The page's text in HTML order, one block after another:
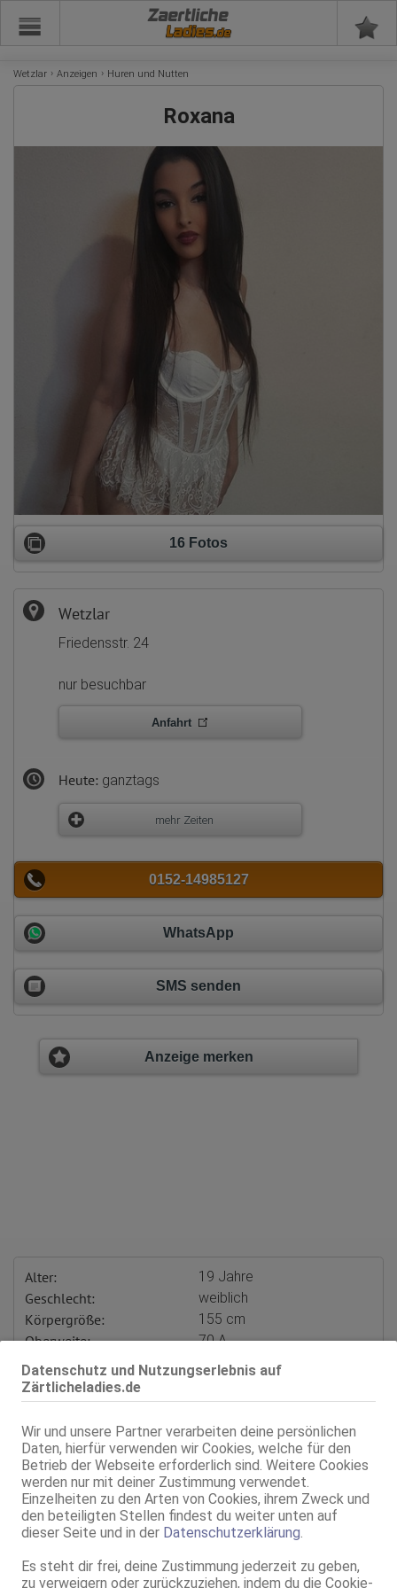
Datenschutz und Nutzungserlebnis auf
Zärtlicheladies.de
Wir und unsere Partner verarbeiten deine persönlichen
Daten, hierfür verwenden wir Cookies, welche für den
Betrieb der Webseite erforderlich sind. Weitere Cookies
werden nur mit deiner Zustimmung verwendet.
Einzelheiten zu den Arten von Cookies, ihrem Zweck und
den beteiligten Stellen findest du weiter unten auf
dieser Seite und in der Datenschutzerklärung
Es steht dir frei, deine Zustimmung jederzeit zu geben,
zu verweigern oder zurückzuziehen, indem du die Cookie-
Zaertliche
Wetzlar Anzeigen Huren und Nutten
Roxana
16 Fotos
Wetzlar
Friedensstr. 24
nur besuchbar
Anfahrt
Heute: ganztags
mehr Zeiten
0152-14985127
WhatsApp
SMS senden
Anzeige merken
Alter: 19 Jahre
Geschlecht: weiblich
Körpergröße: 155 cm
Oberweite: 70 A
Typ: osteuropäisch
KF:
Intimbereich: total rasiert
Haare: schwarz, rückenlang, glatt
Haut: mittel
Verkehr:
AV
GV
Franz.
Franz. bei Ihr
Franz. beidseitig
GF6